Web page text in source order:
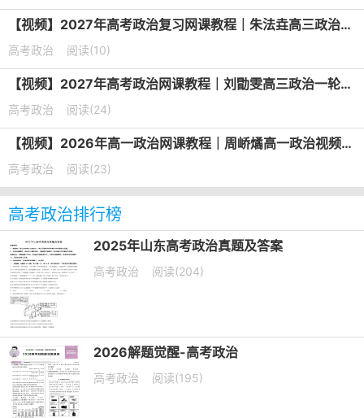
【视频】2027年高考政治复习网课教程｜朱法垚高三政治一轮复习暑假班视频教程
高考政治 阅读(10)
【视频】2027年高考政治网课教程｜刘勖雯高三政治一轮复习视频教程
高考政治 阅读(24)
【视频】2026年高一政治网课教程｜周峤燏高一政治视频教程上学期暑秋班
高考政治 阅读(23)
高考政治排行榜
2025年山东高考政治真题及答案
高考政治 阅读(204)
2026解题觉醒-高考政治
高考政治 阅读(195)